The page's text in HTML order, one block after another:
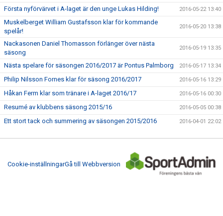
Första nyförvärvet i A-laget är den unge Lukas Hilding! 2016-05-22 13:40
Muskelberget William Gustafsson klar för kommande
spelår!
2016-05-20 13:38
Nackasonen Daniel Thomasson förlänger över nästa
säsong
2016-05-19 13:35
Nästa spelare för säsongen 2016/2017 är Pontus Palmborg 2016-05-17 13:34
Philip Nilsson Fornes klar för säsong 2016/2017 2016-05-16 13:29
Håkan Ferm klar som tränare i A-laget 2016/17 2016-05-16 00:30
Resumé av klubbens säsong 2015/16 2016-05-05 00:38
Ett stort tack och summering av säsongen 2015/2016 2016-04-01 22:02
Cookie-inställningarGå till Webbversion